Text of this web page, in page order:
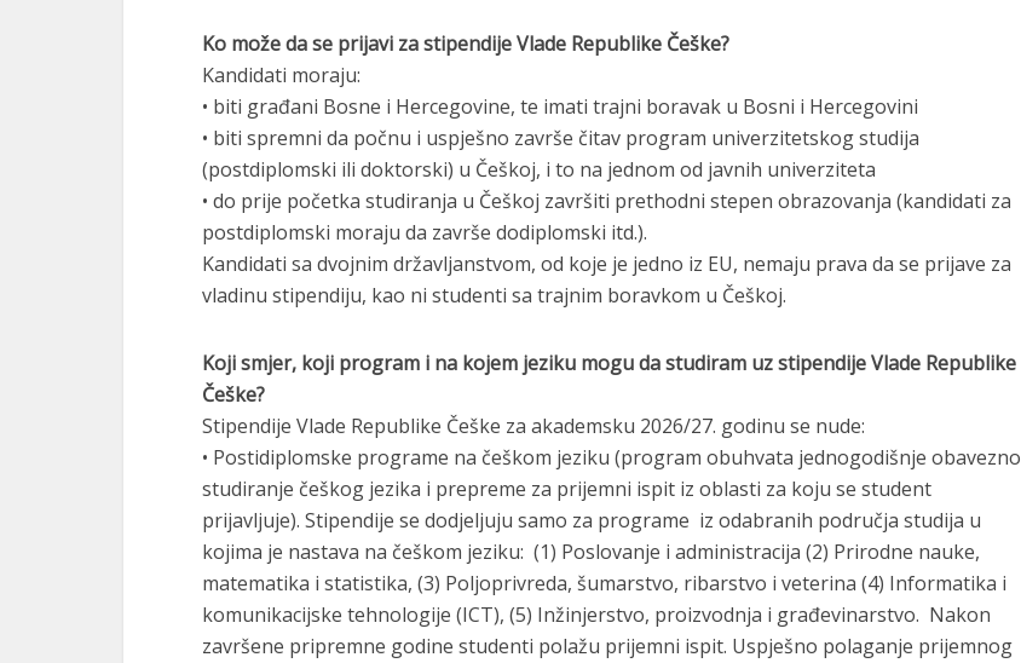
Ko može da se prijavi za stipendije Vlade Republike Češke?
Kandidati moraju:
• biti građani Bosne i Hercegovine, te imati trajni boravak u Bosni i Hercegovini
• biti spremni da počnu i uspješno završe čitav program univerzitetskog studija
(postdiplomski ili doktorski) u Češkoj, i to na jednom od javnih univerziteta
• do prije početka studiranja u Češkoj završiti prethodni stepen obrazovanja (kandidati za
postdiplomski moraju da završe dodiplomski itd.).
Kandidati sa dvojnim državljanstvom, od koje je jedno iz EU, nemaju prava da se prijave za
vladinu stipendiju, kao ni studenti sa trajnim boravkom u Češkoj.
Koji smjer, koji program i na kojem jeziku mogu da studiram uz stipendije Vlade Republike
Češke?
Stipendije Vlade Republike Češke za akademsku 2026/27. godinu se nude:
• Postidiplomske programe na češkom jeziku (program obuhvata jednogodišnje obavezno
studiranje češkog jezika i prepreme za prijemni ispit iz oblasti za koju se student
prijavljuje). Stipendije se dodjeljuju samo za programe iz odabranih područja studija u
kojima je nastava na češkom jeziku: (1) Poslovanje i administracija (2) Prirodne nauke,
matematika i statistika, (3) Poljoprivreda, šumarstvo, ribarstvo i veterina (4) Informatika i
komunikacijske tehnologije (ICT), (5) Inžinjerstvo, proizvodnja i građevinarstvo. Nakon
završene pripremne godine studenti polažu prijemni ispit. Uspješno polaganje prijemnog